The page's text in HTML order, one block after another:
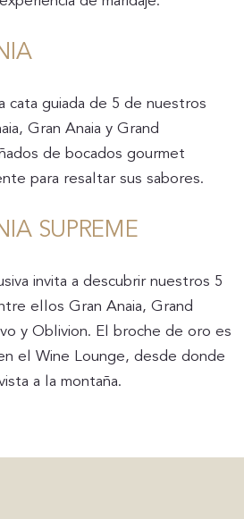
cata guiada de 5 de nuestros
Gran Anaia y Grand
de bocados gourmet
para resaltar sus sabores.
SUPREME
invita a descubrir nuestros 5
ellos Gran Anaia, Grand
y Oblivion. El broche de oro es
el Wine Lounge, desde donde
a la montaña.